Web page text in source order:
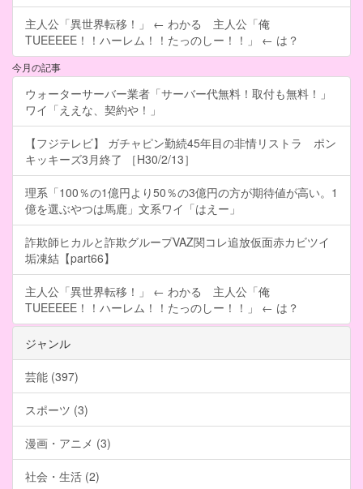
主人公「異世界転移！」 ← わかる 主人公「俺
TUEEEEE！！ハーレム！！たっのしー！！」 ← は？
今月の記事
ウォーターサーバー業者「サーバー代無料！取付も無料！」
ワイ「ええな、契約や！」
【フジテレビ】 ガチャピン勤続45年目の非情リストラ ポン
キッキーズ3月終了 ［H30/2/13］
理系「100％の1億円より50％の3億円の方が期待値が高い。1
億を選ぶやつは馬鹿」文系ワイ「はえー」
詐欺師ヒカルと詐欺グループVAZ関コレ追放仮面赤カビツイ
垢凍結【part66】
主人公「異世界転移！」 ← わかる 主人公「俺
TUEEEEE！！ハーレム！！たっのしー！！」 ← は？
ジャンル
芸能 (397)
スポーツ (3)
漫画・アニメ (3)
社会・生活 (2)